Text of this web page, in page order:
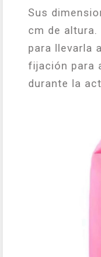
Sus
cm de altura.
para llevarla
fijación para
durante la